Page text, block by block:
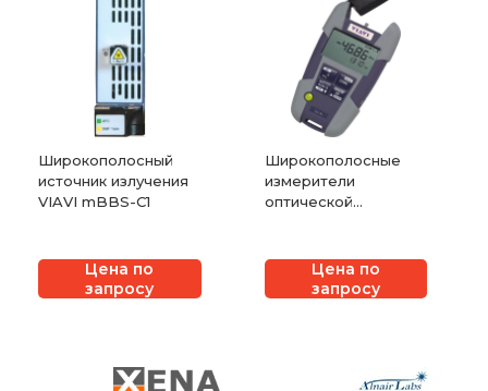
Широкополосный
источник излучения
VIAVI mBBS-C1
Цена по
запросу
Широкополосные
измерители
оптической
34/35/38Цена по
запросу